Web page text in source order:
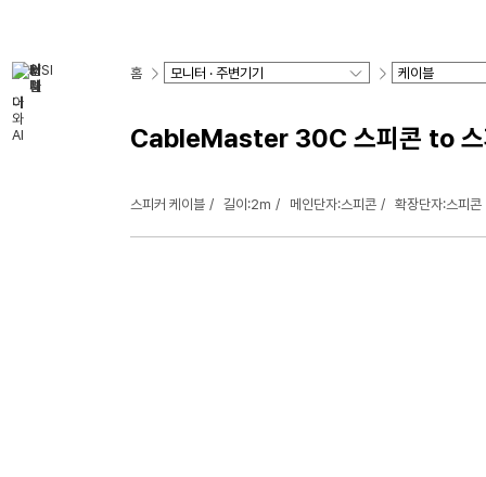
홈
CableMaster 30C 스피콘 to
스피커 케이블 길이:2m 메인단자:스피콘 확장단자:스피콘